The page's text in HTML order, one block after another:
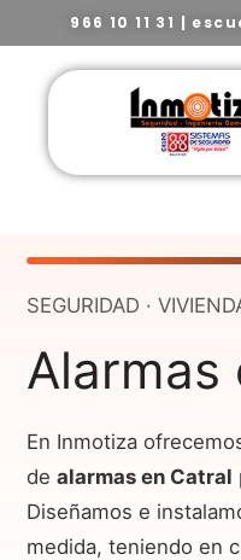
966 10 11 31 |
SEGURIDAD ·
Alarmas
En Inmotiza
de alarmas en Catral
Diseñamos e
medida, teniendo en